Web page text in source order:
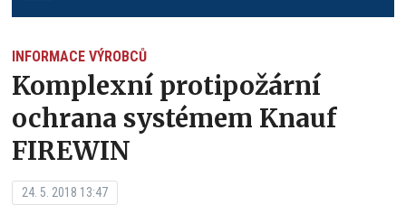
INFORMACE VÝROBCŮ
Komplexní protipožární
ochrana systémem Knauf
FIREWIN
24. 5. 2018 13:47